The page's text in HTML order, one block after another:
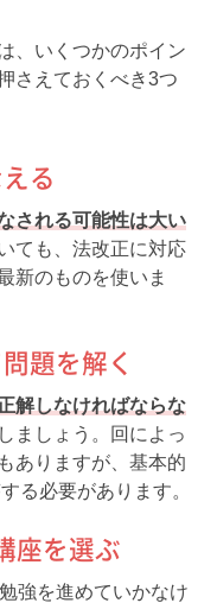
、いくつかのポイン
さえておくべき3つ
る
される可能性は大い
ても、法改正に対応
新のものを使いま
題を解く
解しなければならな
ましょう。回によっ
ありますが、基本的
る必要があります。
座を選ぶ
強を進めていかなけ